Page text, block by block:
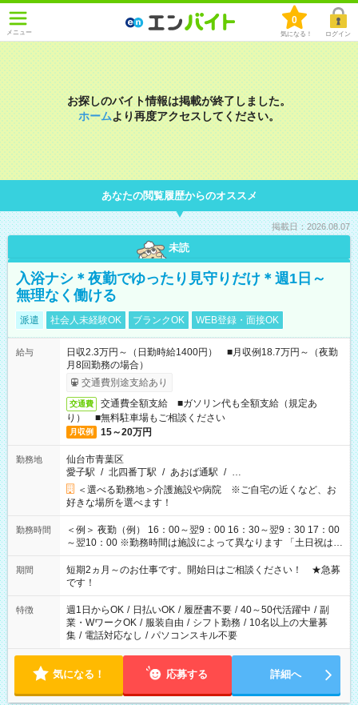
メニュー
0
気になる！ ログイン
お探しのバイト情報は掲載が終了しました。
ホームより再度アクセスしてください。
あなたの閲覧履歴からのオススメ
掲載日：2026.08.07
未読
入浴ナシ＊夜勤でゆったり見守りだけ＊週1日～
無理なく働ける
派遣 社会人未経験OK ブランクOK WEB登録・面接OK
給与
日収2.3万円～（日勤時給1400円） ■月収例18.7万円～（夜勤
月8回勤務の場合）
交通費別途支給あり
交通費
交通費全額支給 ■ガソリン代も全額支給（規定あ
り） ■無料駐車場もご相談ください
月収例 15～20万円
勤務地
仙台市青葉区
愛子駅 / 北四番丁駅 / あおば通駅 / …
＜選べる勤務地＞介護施設や病院 ※ご自宅の近くなど、お
好きな場所を選べます！
勤務時間
＜例＞ 夜勤（例） 16：00～翌9：00 16：30～翌9：30 17：00
～翌10：00 ※勤務時間は施設によって異なります 「土日祝は休
みたい」 「しっかり稼ぎたい」 「もう少し遅い時間から始めた
い」など ご希望にあったお仕事をご案内いたします。 ※未経験
の方の場合は1～2ヶ月間は日中での仕事を経験いただき、 お
仕事に慣れてからの夜勤になります。 ★家庭の都合でお休みが
必要な場合も遠慮なくご相談ください。
期間
短期2ヵ月～のお仕事です。開始日はご相談ください！ ★急募
です！
特徴 週1日からOK / 日払いOK / 履歴書不要 / 40～50代活躍中 / 副
業・WワークOK / 服装自由 / シフト勤務 / 10名以上の大量募
集 / 電話対応なし / パソコンスキル不要
気になる！ 応募する 詳細へ